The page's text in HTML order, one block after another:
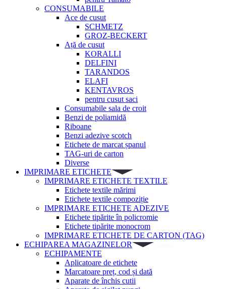
CONSUMABILE
Ace de cusut
SCHMETZ
GROZ-BECKERT
Ață de cusut
KORALLI
DELFINI
TARANDOS
ELAFI
KENTAVROS
pentru cusut saci
Consumabile sala de croit
Benzi de poliamidă
Riboane
Benzi adezive scotch
Etichete de marcat șpanul
TAG-uri de carton
Diverse
IMPRIMARE ETICHETE
IMPRIMARE ETICHETE TEXTILE
Etichete textile mărimi
Etichete textile compoziție
IMPRIMARE ETICHETE ADEZIVE
Etichete tipărite în policromie
Etichete tipărite monocrom
IMPRIMARE ETICHETE DE CARTON (TAG)
ECHIPAREA MAGAZINELOR
ECHIPAMENTE
Aplicatoare de etichete
Marcatoare preț, cod și dată
Aparate de închis cutii